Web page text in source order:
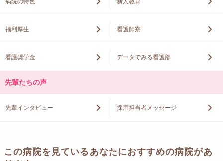
病院の特色 新人教育
福利厚生 看護師寮
看護奨学金 データでみる看護部
先輩たちの声
先輩インタビュー 採用担当者メッセージ
この病院を見ているあなたにおすすめの病院があ